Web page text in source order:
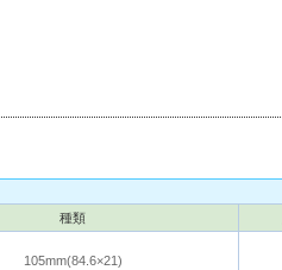
種類
105mm(84.6×21)